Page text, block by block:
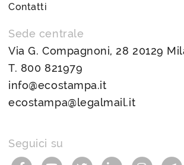
Contatti
Sede centrale
Via G. Compagnoni, 28 20129
T. 800 821979
info@ecostampa.it
ecostampa@legalmail.it
Seguici su